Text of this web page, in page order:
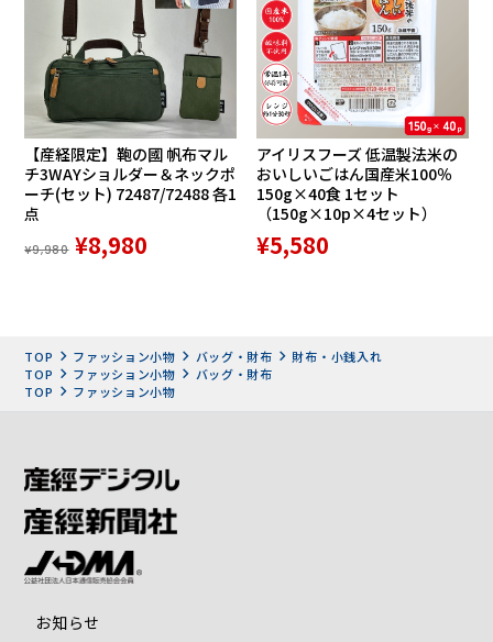
柔らかい牛革を贅沢に使用した、大人の上品な長財布シリー
ズ
しなやかで手触りの良い牛革を贅沢に使用。
革本来の落ち着いた風合いが魅力で、使うほどに深みと味わ
いが増す、長く愛用できる逸品です。
ファスナーでぐるりと閉じるラウンド型のデザインは、中身
長財布のメリット
• 大容量の収納力
• スマートな印象を与える
薄くて長いフォルムは、手に持った時に上品さを演出。ビジ
ネスシーンでも好印象です。
札入れやカードポケット、小銭入れが分かれているため、取
【産経限定】鞄の國 帆布マル
チ3WAYショルダー＆ネックポ
ーチ(セット) 72487/72488 各1
点
¥9,980 ¥8,980
アイリスフーズ 低温製法米の
おいしいごはん国産米100％
150g×40食 1セット
（150g×10p×4セット）
¥5,580
TOP ファッション小物 バッグ・財布
財布・小銭入れ
TOP
ファッション小物
バッグ・財布
TOP
ファッション小物
お知らせ